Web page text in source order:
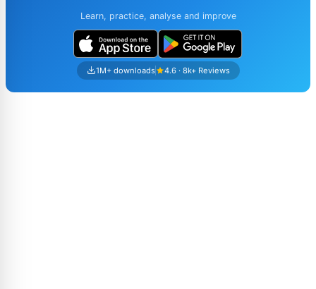
Learn, practice, analyse and improve
1M+ downloads 4.6 · 8k+ Reviews